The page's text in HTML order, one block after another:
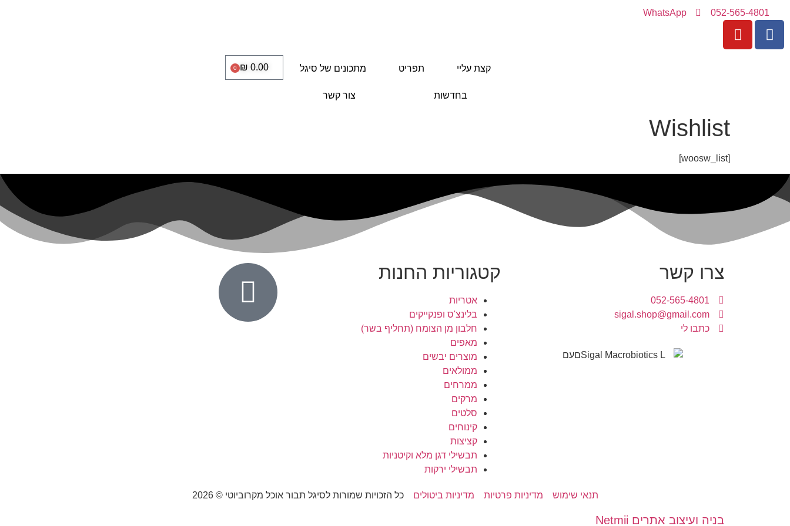
052-565-4801
WhatsApp
קצת עליי תפריט מתכונים של סיגל
בחדשות צור קשר
₪ 0.00
0
Wishlist
[woosw_list]
צרו קשר
052-565-4801
sigal.shop@gmail.com
כתבו לי
קטגוריות החנות
אטריות
בלינצ'ס ופנקייקים
חלבון מן הצומח (תחליף בשר)
מאפים
מוצרים יבשים
ממולאים
ממרחים
מרקים
סלטים
קינוחים
קציצות
תבשילי דגן מלא וקיטניות
תבשילי ירקות
תנאי שימוש מדיניות פרטיות מדיניות ביטולים כל הזכויות שמורות לסיגל תבור אוכל מקרוביוטי © 2026
בניה ועיצוב אתרים Netmii